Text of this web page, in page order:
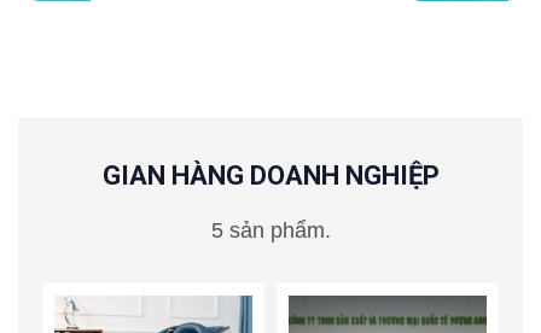
GIAN HÀNG DOANH NGHIỆP
5 sản phẩm.